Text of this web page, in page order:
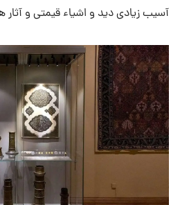
آسیب زیادی دید و اشیاء قیمتی و